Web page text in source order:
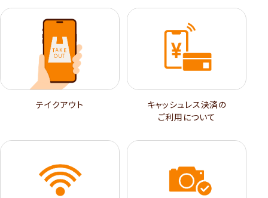
テイクアウト
キャッシュレス決済の
ご利用について